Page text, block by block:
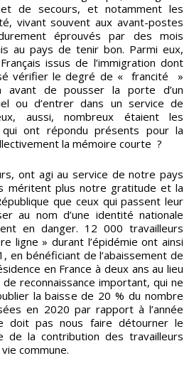
de secours, et notamment les
vivant souvent aux avant-postes
éprouvés par des mois
au pays de tenir bon. Parmi eux,
issus de l’immigration dont
vérifier le degré de « francité »
avant de pousser la porte d’un
ou d’entrer dans un service de
aussi, nombreux étaient les
ont répondu présents pour la
la mémoire courte ?
ont agi au service de notre pays
méritent plus notre gratitude et la
que ceux qui passent leur
au nom d’une identité nationale
en danger. 12 000 travailleurs
ligne » durant l’épidémie ont ainsi
en bénéficiant de l’abaissement de
en France à deux ans au lieu
reconnaissance important, qui ne
la baisse de 20 % du nombre
en 2020 par rapport à l’année
doit pas nous faire détourner le
de la contribution des travailleurs
commune.